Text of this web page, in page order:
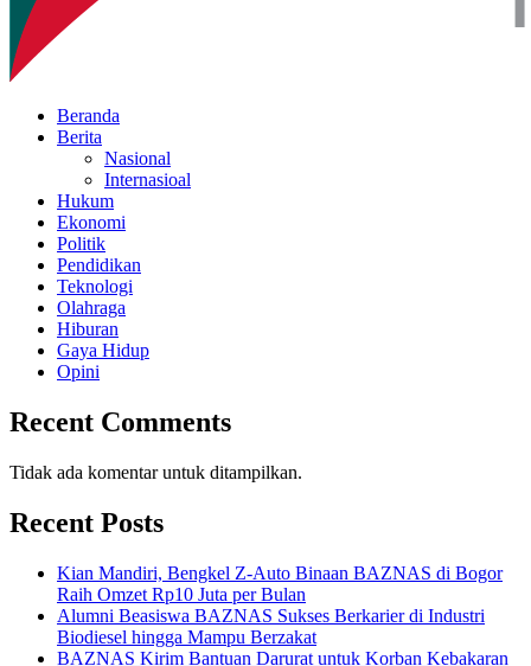
Beranda
Berita
Nasional
Internasioal
Hukum
Ekonomi
Politik
Pendidikan
Teknologi
Olahraga
Hiburan
Gaya Hidup
Opini
Recent Comments
Tidak ada komentar untuk ditampilkan.
Recent Posts
Kian Mandiri, Bengkel Z-Auto Binaan BAZNAS di Bogor
Raih Omzet Rp10 Juta per Bulan
Alumni Beasiswa BAZNAS Sukses Berkarier di Industri
Biodiesel hingga Mampu Berzakat
BAZNAS Kirim Bantuan Darurat untuk Korban Kebakaran